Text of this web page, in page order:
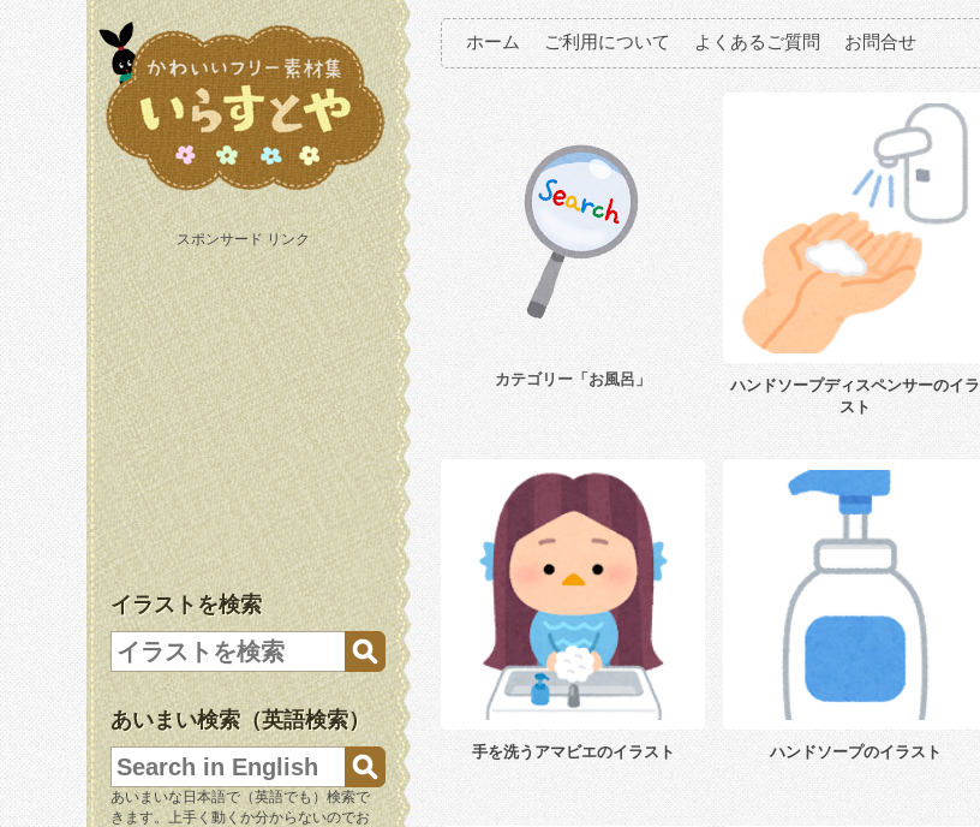
スポンサード リンク
イラストを検索
あいまい検索（英語検索）
あいまいな日本語で（英語でも）検索で
きます。上手く動くか分からないのでお
ホーム ご利用について よくあるご質問 お問合せ
カテゴリー「お風呂」
ハンドソープディスペンサーのイラ
スト
手を洗うアマビエのイラスト ハンドソープのイラスト